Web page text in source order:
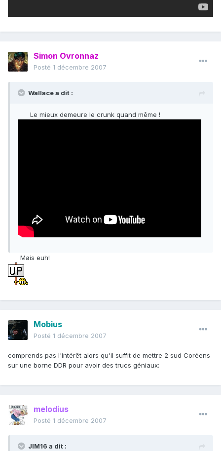
Simon Ovronnaz
Posté 1 décembre 2007
Wallace a dit :
Le mieux demeure le crunk quand même !
Mais euh!
Mobius
Posté 1 décembre 2007
comprends pas l'intérêt alors qu'il suffit de mettre 2 sud Coréens
sur une borne DDR pour avoir des trucs géniaux:
melodius
Posté 1 décembre 2007
JIM16 a dit :